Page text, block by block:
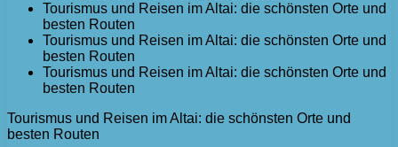
Tourismus und Reisen im Altai: die schönsten Orte und
besten Routen
Tourismus und Reisen im Altai: die schönsten Orte und
besten Routen
Tourismus und Reisen im Altai: die schönsten Orte und
besten Routen
Tourismus und Reisen im Altai: die schönsten Orte und
besten Routen